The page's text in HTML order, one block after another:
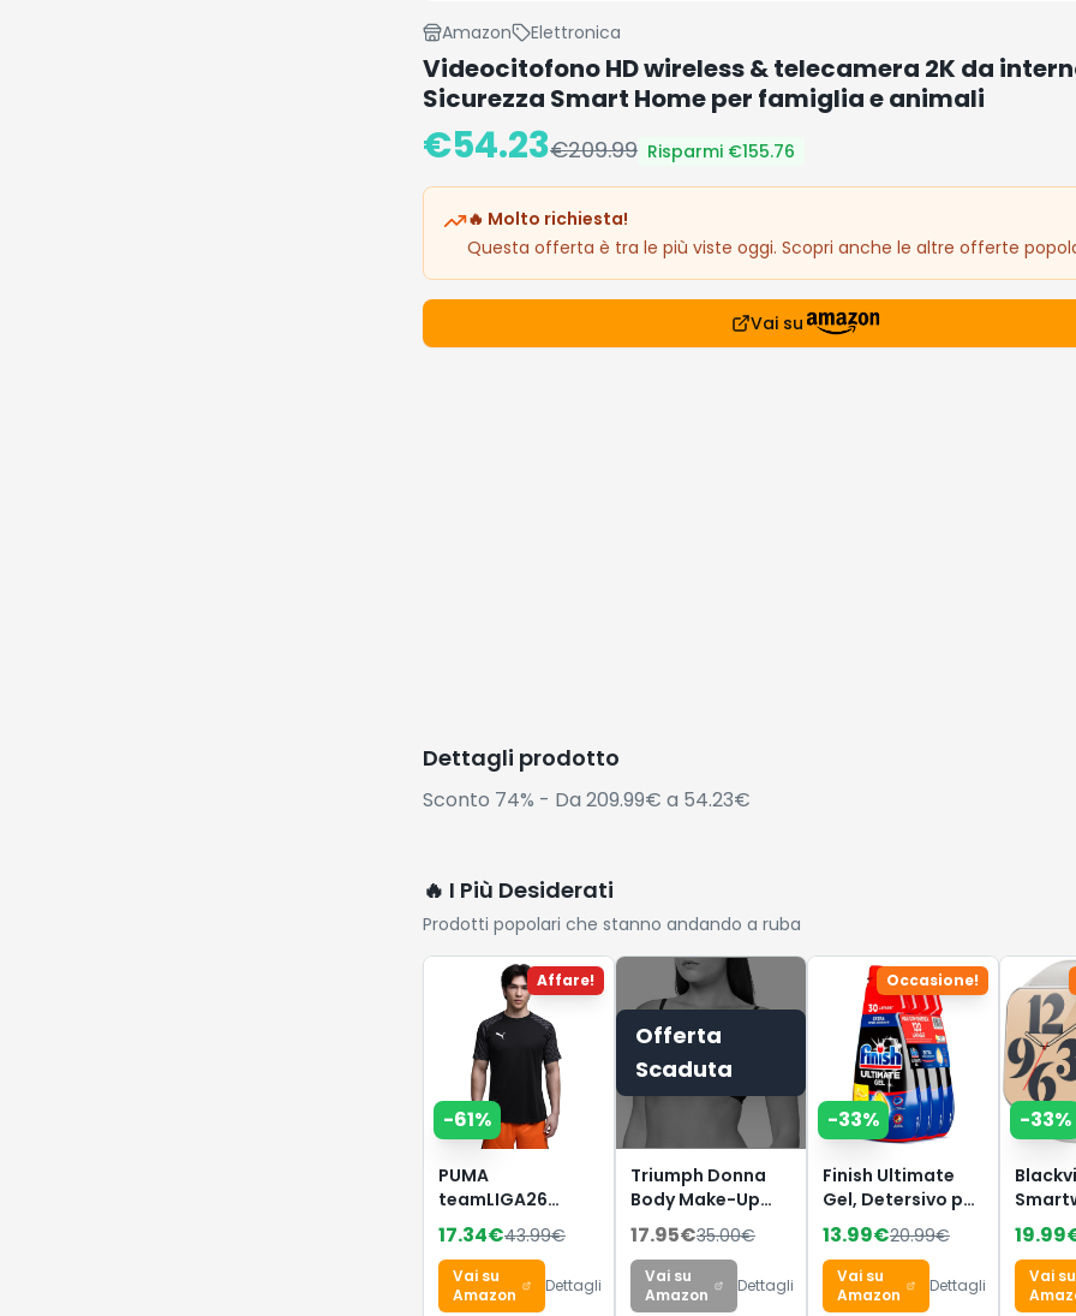
Amazon Elettronica
Videocitofono HD wireless & telecamera 2K da
Sicurezza Smart Home per famiglia e animali
€54.23€209.99 Risparmi €155.76
🔥 Molto richiesta!
Questa offerta è tra le più viste oggi. Scopri anche le altre offerte
Vai su
Dettagli prodotto
Sconto 74% - Da 209.99€ a 54.23€
🔥 I Più Desiderati
Prodotti popolari che stanno andando a ruba
Affare!
-61%
PUMA
teamLIGA26
Maglia
17.34€43.99€
Vai su
Amazon
Dettagli
Offerta
Scaduta
Triumph Donna
Body Make-Up
Essentials W,
Wired bra, BLACK,
4B
17.95€35.00€
Vai su
Amazon
Dettagli
Occasione!
-33%
Finish Ultimate
Gel, Detersivo per
Lavastoviglie, 120
Lavaggi, 4
confezioni da 30
Lavaggi, Limone,
13.99€20.99€
Vai su
Amazon
Dettagli
-33%
Uomo
19.99
Vai su